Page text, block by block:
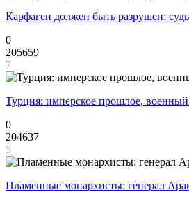
Карфаген должен быть разрушен:
0
205659
7
Турция: имперское прошлое,
0
204637
5
Пламенные монархисты: генерал